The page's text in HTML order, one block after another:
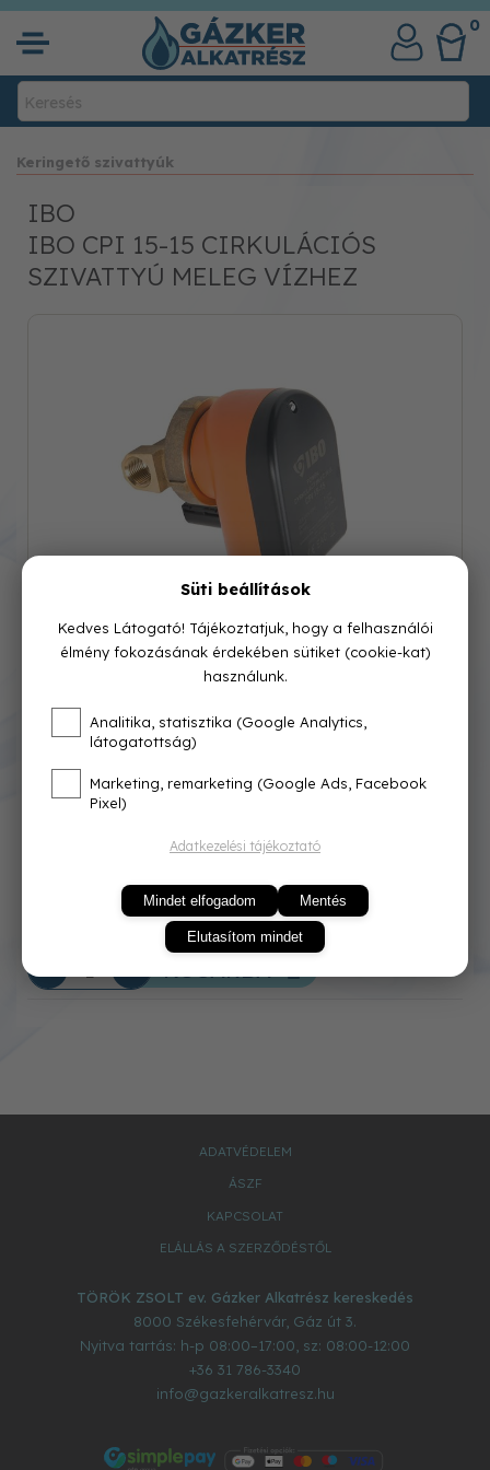
0
Keringető szivattyúk
IBO
IBO CPI 15-15 CIRKULÁCIÓS
SZIVATTYÚ MELEG VÍZHEZ
Cikkszám: IBO15-15
Azonnal raktárról
34 900 Ft
KOSÁRBA
ADATVÉDELEM
ÁSZF
KAPCSOLAT
ELÁLLÁS A SZERZŐDÉSTŐL
TÖRÖK ZSOLT ev. Gázker Alkatrész kereskedés
8000 Székesfehérvár, Gáz út 3.
Nyitva tartás: h-p 08:00–17:00, sz: 08:00-12:00
+36 31 786-3340
info@gazkeralkatresz.hu
Süti beállítások
Kedves Látogató! Tájékoztatjuk, hogy a felhasználói
élmény fokozásának érdekében sütiket (cookie-kat)
használunk.
Analitika, statisztika (Google Analytics,
látogatottság)
Marketing, remarketing (Google Ads, Facebook
Pixel)
Adatkezelési tájékoztató
Mindet elfogadom Mentés
Elutasítom mindet